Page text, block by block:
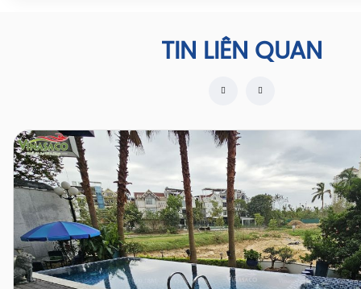
TIN LIÊN QUAN